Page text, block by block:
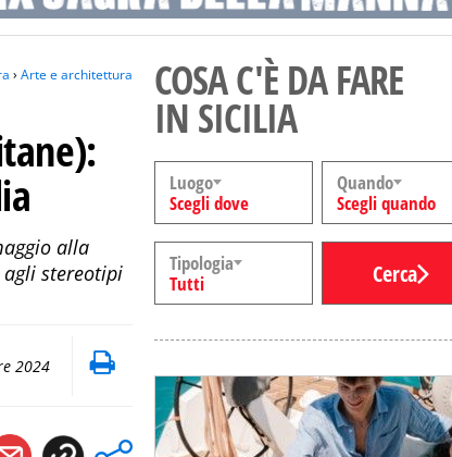
› Arte e architettura
alla
stereotipi
2024
COSA C'È DA FARE
IN SICILIA
Luogo
Scegli dove
Quando
Scegli quando
Tipologia
Tutti
Cerca